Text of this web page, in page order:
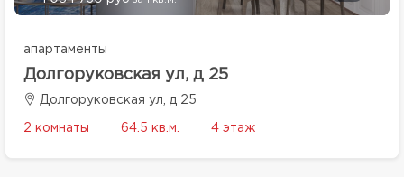
апартаменты
Долгоруковская ул, д 25
Долгоруковская ул, д 25
2 комнаты 64.5 кв.м. 4 этаж